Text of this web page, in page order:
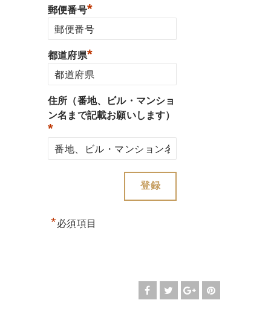
郵便番号*
都道府県*
住所（番地、ビル・マンショ
ン名まで記載お願いします）
*
*必須項目